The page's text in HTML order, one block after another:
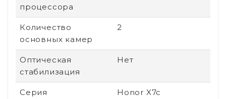
процессора
Количество
основных камер
2
Оптическая
стабилизация
Нет
Серия Honor X7c